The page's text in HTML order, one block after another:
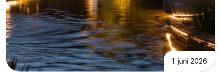
1. juni 2026